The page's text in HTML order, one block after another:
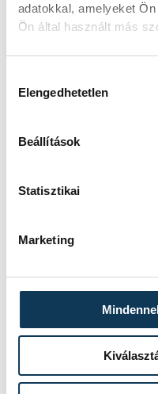
adatokkal, amelyeket
Ön által használt más
Elengedhetetlen
Beállítások
Statisztikai
Marketing
oltás